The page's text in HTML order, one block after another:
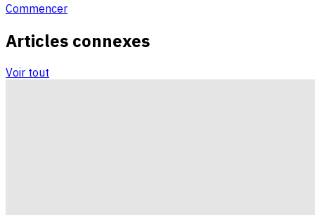
Commencer
Articles connexes
Voir tout